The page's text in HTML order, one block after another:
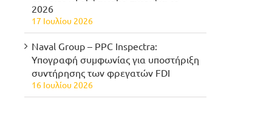
2026
17 Ιουλίου 2026
Naval Group – PPC Inspectra:
Υπογραφή συμφωνίας για υποστήριξη
συντήρησης των φρεγατών FDI
16 Ιουλίου 2026